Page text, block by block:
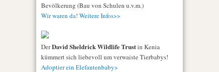
Bevölkerung (Bau von Schulen u.v.m.)
Wir waren da! Weitere Infos>>
DerDavid Sheldrick Wildlife Trustin Kenia
kümmert sich liebevoll um verwaiste Tierbabys!
Adoptier ein Elefantenbaby>